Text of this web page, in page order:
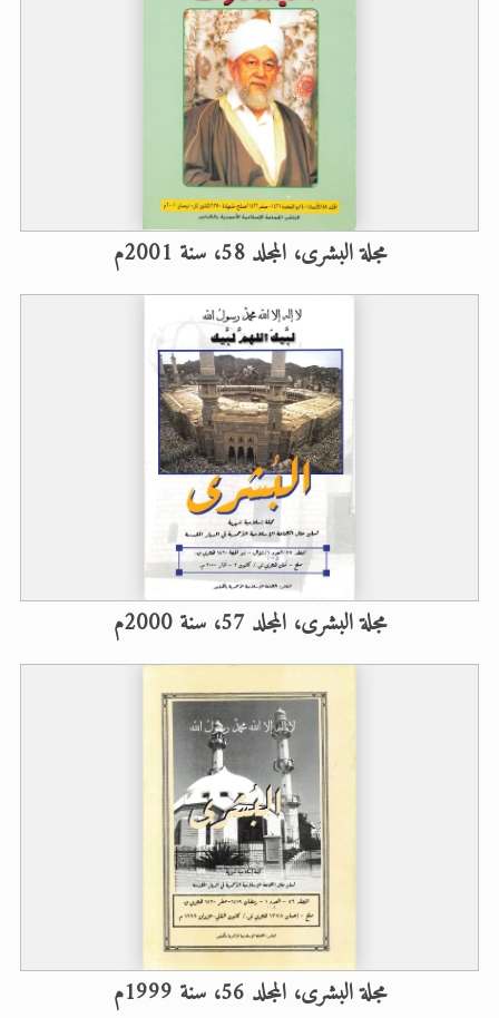
مجلة البشرى، المجلد 58، سنة 2001م
مجلة البشرى، المجلد 57، سنة 2000م
مجلة البشرى، المجلد 56، سنة 1999م